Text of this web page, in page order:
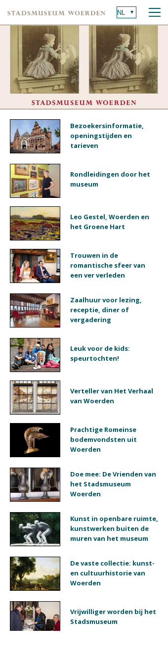
Bezoekersinformatie,
openingstijden en
tarieven
Rondleidingen door het
museum
Leo Gestel, Woerden en
het Groene Hart
Trouwen in de
romantische sfeer van
een ver verleden
Zaalhuur voor lezing,
receptie, diner of
vergadering
Leuk voor de kids:
speurtochten!
Verteller van Het Verhaal
van Woerden
Prachtige Romeinse
bodemvondsten uit
Woerden
Doe mee: De Vrienden van
het Stadsmuseum
Woerden
Kunst in openbare ruimte,
kunstwerken buiten de
muren van het museum
De vaste collectie: kunst-
en cultuurhistorie van
Woerden
Vrijwilliger worden bij het
Stadsmuseum